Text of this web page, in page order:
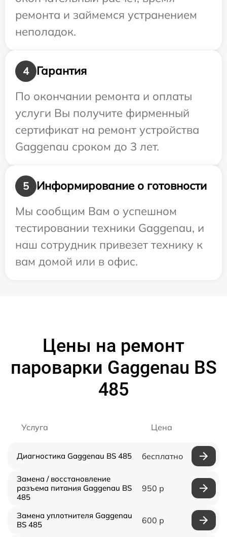
ремонта и займемся устранением
неполадок.
4
Гарантия
По окончании ремонта и оплаты
услуги Вы получите фирменный
сертификат на ремонт устройства
Gaggenau сроком до 3 лет.
5
Информирование о готовности
Мы сообщим Вам о успешном
тестировании техники Gaggenau, и
наш сотрудник привезет технику к
вам домой или в офис.
Цены на ремонт
пароварки Gaggenau BS
485
Услуга Цена
Диагностика Gaggenau BS 485 бесплатно
Замена / восстановление
разъема питания Gaggenau BS
485
950 р
Замена уплотнителя Gaggenau
BS 485
600 р